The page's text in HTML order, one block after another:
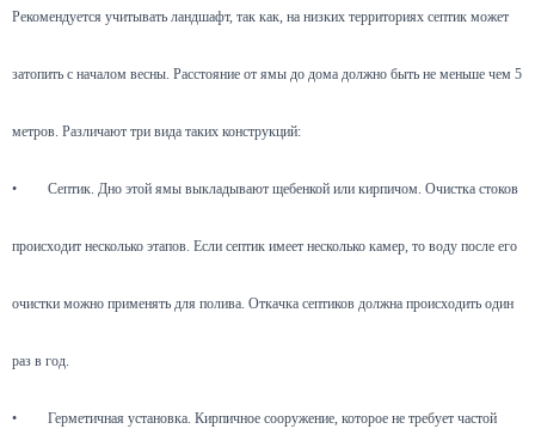
Рекомендуется учитывать ландшафт, так как, на низких территориях септик может
затопить с началом весны. Расстояние от ямы до дома должно быть не меньше чем 5
метров. Различают три вида таких конструкций:
• Септик. Дно этой ямы выкладывают щебенкой или кирпичом. Очистка стоков
происходит несколько этапов. Если септик имеет несколько камер, то воду после его
очистки можно применять для полива. Откачка септиков должна происходить один
раз в год.
• Герметичная установка. Кирпичное сооружение, которое не требует частой